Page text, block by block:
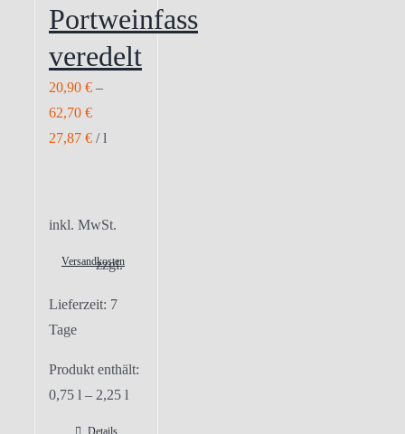
Portweinfass
veredelt
20,90 € –
62,70 €
27,87 € /l
inkl. MwSt.
zzgl.
Versandkosten
Lieferzeit: 7
Tage
Produkt enthält:
0,75 l – 2,25 l
Details